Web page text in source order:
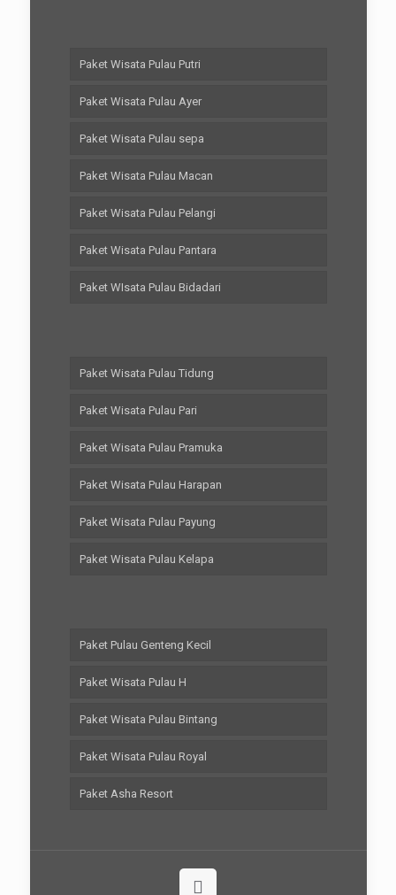
Paket Wisata Pulau Putri
Paket Wisata Pulau Ayer
Paket Wisata Pulau sepa
Paket Wisata Pulau Macan
Paket Wisata Pulau Pelangi
Paket Wisata Pulau Pantara
Paket WIsata Pulau Bidadari
Paket Wisata Pulau Tidung
Paket Wisata Pulau Pari
Paket Wisata Pulau Pramuka
Paket Wisata Pulau Harapan
Paket Wisata Pulau Payung
Paket Wisata Pulau Kelapa
Paket Pulau Genteng Kecil
Paket Wisata Pulau H
Paket Wisata Pulau Bintang
Paket Wisata Pulau Royal
Paket Asha Resort